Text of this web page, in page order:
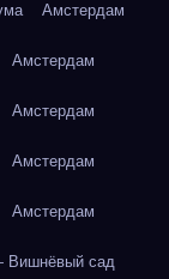
Амстердам
Амстердам
Амстердам
Амстердам
Амстердам
Вишнёвый сад